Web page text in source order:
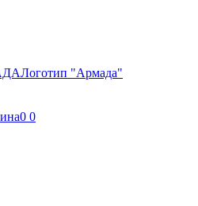
Логотип "Армада"
0 0